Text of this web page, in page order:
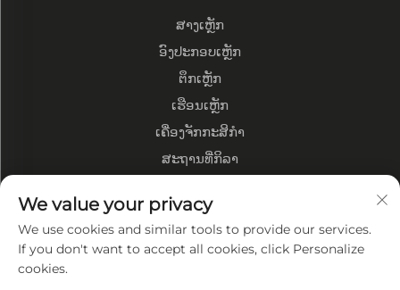
ສາງເຫຼັກ
ອົງປະກອບເຫຼັກ
ຕຶກເຫຼັກ
ເຮືອນເຫຼັກ
ເຄື່ອງຈັກກະສິກຳ
ສະຖານທີ່ກິລາ
ກ່ຽວກັບບໍລິສັດ
ໂປີໄຟວ່າທ່ຽງບໍລິສັດ
We value your privacy
We use cookies and similar tools to provide our services.
If you don't want to accept all cookies, click Personalize
cookies.